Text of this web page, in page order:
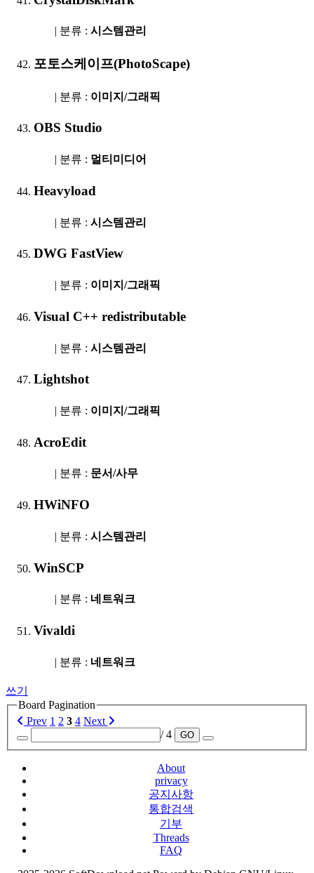
| 분류 : 시스템관리
포토스케이프(PhotoScape)
| 분류 : 이미지/그래픽
OBS Studio
| 분류 : 멀티미디어
Heavyload
| 분류 : 시스템관리
DWG FastView
| 분류 : 이미지/그래픽
Visual C++ redistributable
| 분류 : 시스템관리
Lightshot
| 분류 : 이미지/그래픽
AcroEdit
| 분류 : 문서/사무
HWiNFO
| 분류 : 시스템관리
WinSCP
| 분류 : 네트워크
Vivaldi
| 분류 : 네트워크
쓰기
Board Pagination
Prev 1 2 3 4 Next
/ 4
GO
About
privacy
공지사항
통합검색
기부
Threads
FAQ